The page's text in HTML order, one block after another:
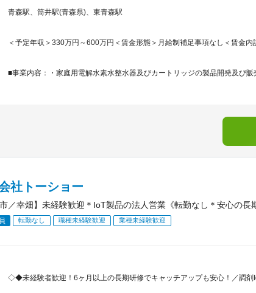
青森駅、筒井駅(青森県)、東青森駅
＜予定年収＞330万円～600万円＜賃金形態＞月給制補足事項なし＜賃金内
■事業内容：・家庭用電解水素水整水器及びカートリッジの製品開発及び
社トーショー
市／幸畑】未経験歓迎＊IoT製品の法人営業《転勤なし＊安心の
転勤なし 職種未経験歓迎 業種未経験歓迎
◇◆未経験者歓迎！6ヶ月以上の長期研修でキャッチアップも安心！／調剤